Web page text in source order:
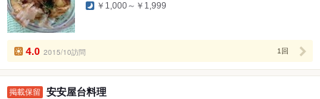
数
￥1,000～￥1,999
4.0 2015/10訪問 1回
掲載保留 安安屋台料理